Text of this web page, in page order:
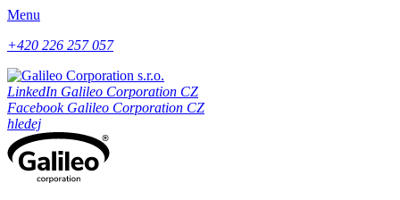
Menu
+420 226 257 057
LinkedIn Galileo Corporation CZ
Facebook Galileo Corporation CZ
hledej